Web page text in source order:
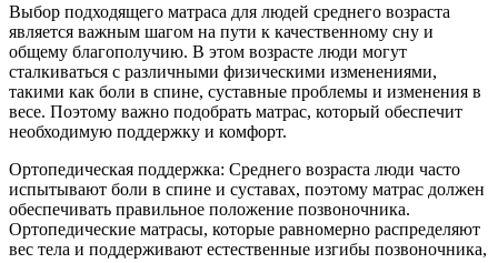
Выбор подходящего матраса для людей среднего возраста
является важным шагом на пути к качественному сну и
общему благополучию. В этом возрасте люди могут
сталкиваться с различными физическими изменениями,
такими как боли в спине, суставные проблемы и изменения в
весе. Поэтому важно подобрать матрас, который обеспечит
необходимую поддержку и комфорт.
Ортопедическая поддержка: Среднего возраста люди часто
испытывают боли в спине и суставах, поэтому матрас должен
обеспечивать правильное положение позвоночника.
Ортопедические матрасы, которые равномерно распределяют
вес тела и поддерживают естественные изгибы позвоночника,